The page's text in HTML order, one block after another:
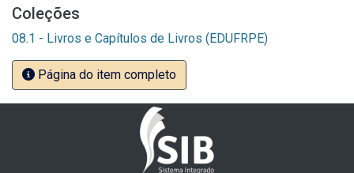
Coleções
08.1 - Livros e Capítulos de Livros (EDUFRPE)
Página do item completo